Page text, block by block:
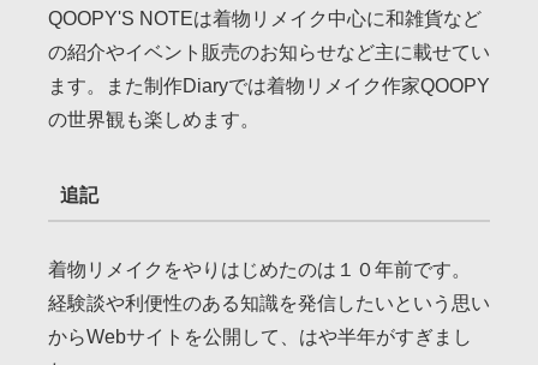
QOOPY'S NOTEは着物リメイク中心に和雑貨など
の紹介やイベント販売のお知らせなど主に載せてい
ます。また制作Diaryでは着物リメイク作家QOOPY
の世界観も楽しめます。
追記
着物リメイクをやりはじめたのは１０年前です。
経験談や利便性のある知識を発信したいという思い
からWebサイトを公開して、はや半年がすぎまし